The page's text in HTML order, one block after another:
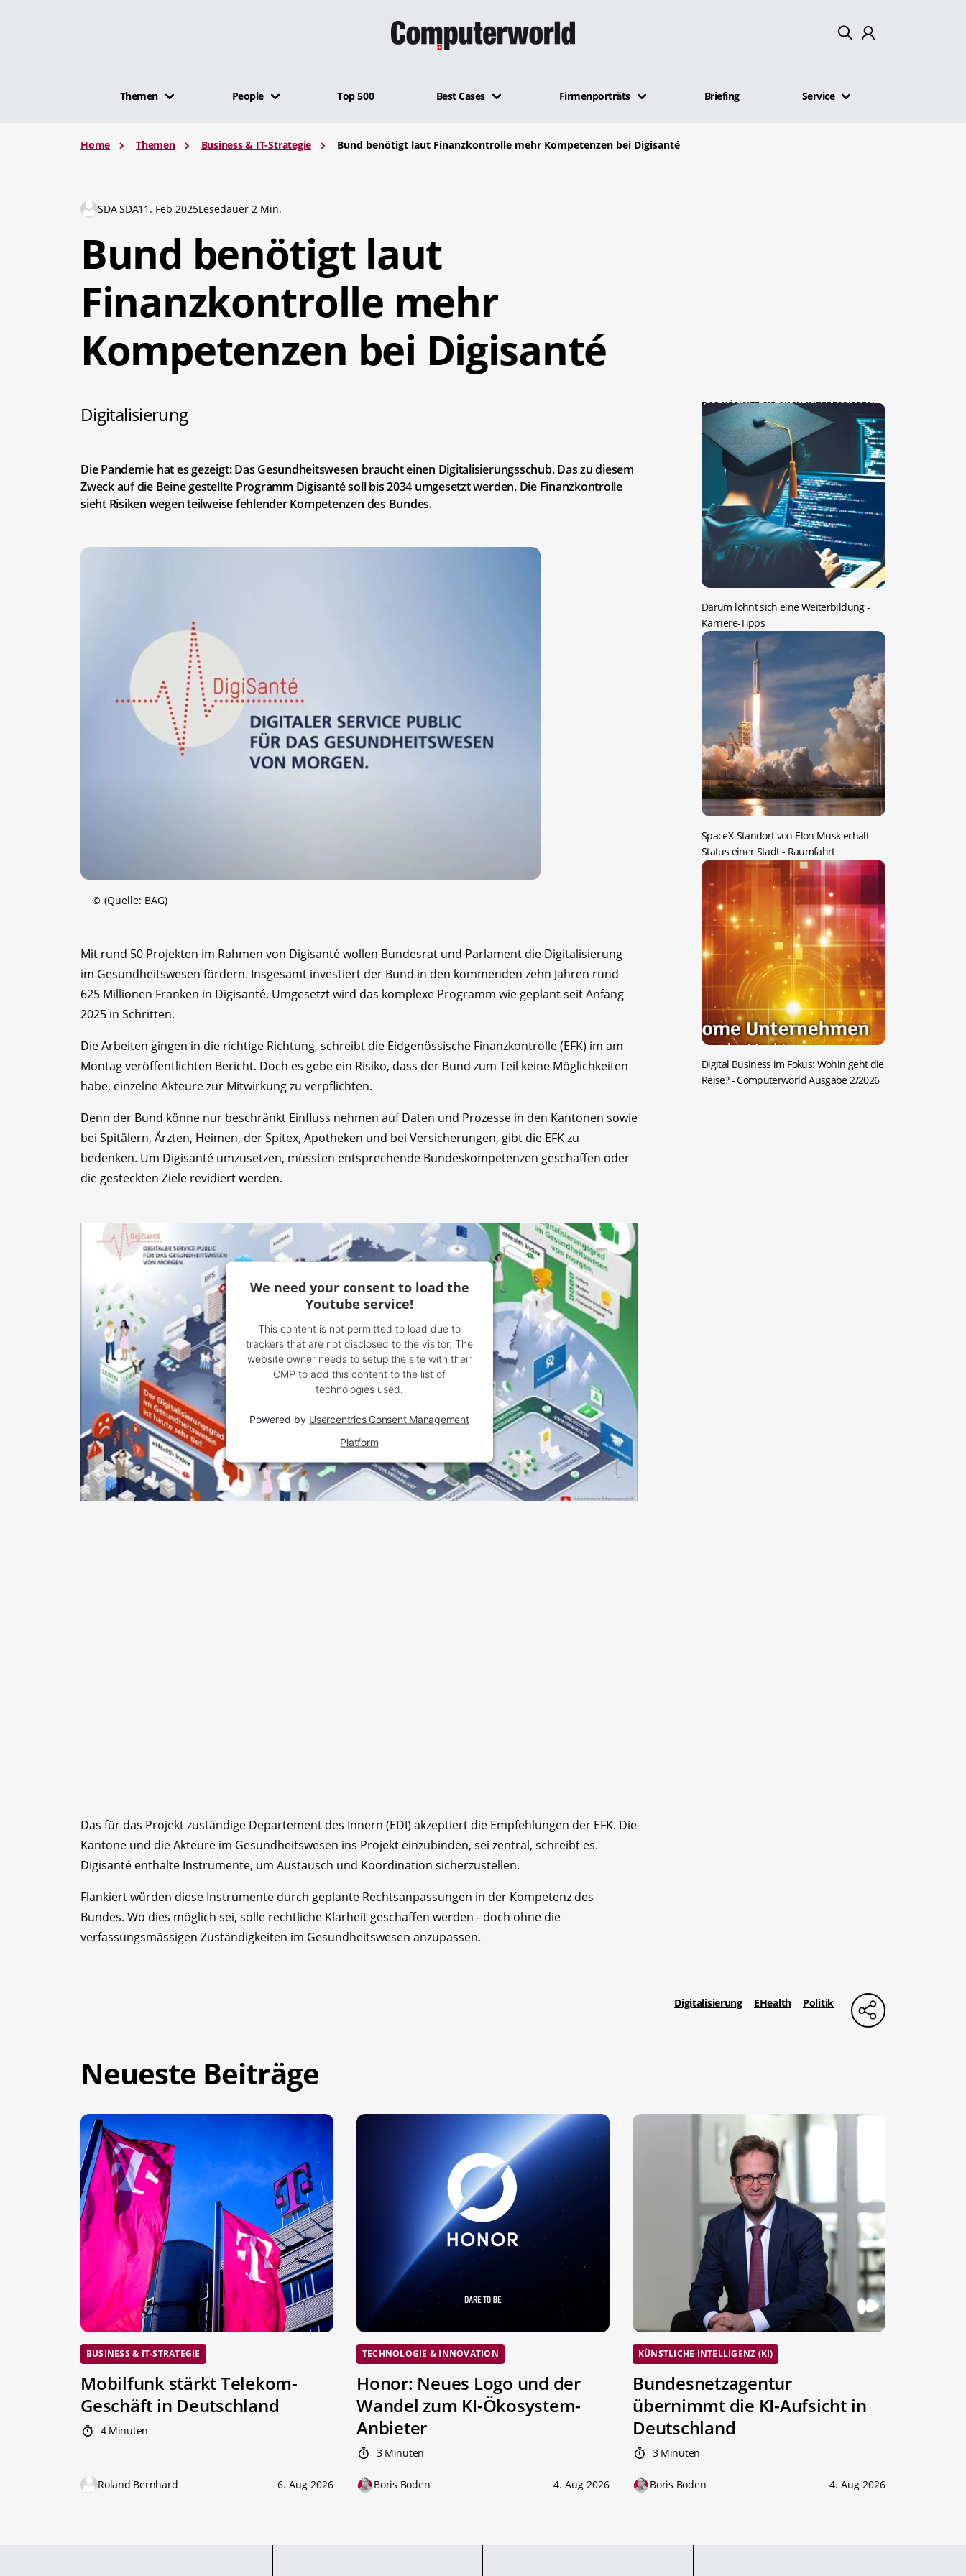
Themen People Top 500 Best Cases Firmenporträts Briefing Service
Home Themen Business & IT-Strategie Bund benötigt laut Finanzkontrolle mehr Kompetenzen bei Digisanté
SDA SDA11. Feb 2025Lesedauer 2 Min.
Bund benötigt laut
Finanzkontrolle mehr
Kompetenzen bei Digisanté
Digitalisierung
Die Pandemie hat es gezeigt: Das Gesundheitswesen braucht einen Digitalisierungsschub. Das zu diesem
Zweck auf die Beine gestellte Programm Digisanté soll bis 2034 umgesetzt werden. Die Finanzkontrolle
sieht Risiken wegen teilweise fehlender Kompetenzen des Bundes.
© (Quelle: BAG)
Mit rund 50 Projekten im Rahmen von Digisanté wollen Bundesrat und Parlament die Digitalisierung
im Gesundheitswesen fördern. Insgesamt investiert der Bund in den kommenden zehn Jahren rund
625 Millionen Franken in Digisanté. Umgesetzt wird das komplexe Programm wie geplant seit Anfang
2025 in Schritten.
Die Arbeiten gingen in die richtige Richtung, schreibt die Eidgenössische Finanzkontrolle (EFK) im am
Montag veröffentlichten Bericht. Doch es gebe ein Risiko, dass der Bund zum Teil keine Möglichkeiten
habe, einzelne Akteure zur Mitwirkung zu verpflichten.
Denn der Bund könne nur beschränkt Einfluss nehmen auf Daten und Prozesse in den Kantonen sowie
bei Spitälern, Ärzten, Heimen, der Spitex, Apotheken und bei Versicherungen, gibt die EFK zu
bedenken. Um Digisanté umzusetzen, müssten entsprechende Bundeskompetenzen geschaffen oder
die gesteckten Ziele revidiert werden.
We need your consent to load the
Youtube service!
This content is not permitted to load due to
trackers that are not disclosed to the visitor. The
website owner needs to setup the site with their
CMP to add this content to the list of
technologies used.
Powered by Usercentrics Consent Management
Platform
Das für das Projekt zuständige Departement des Innern (EDI) akzeptiert die Empfehlungen der EFK. Die
Kantone und die Akteure im Gesundheitswesen ins Projekt einzubinden, sei zentral, schreibt es.
Digisanté enthalte Instrumente, um Austausch und Koordination sicherzustellen.
Flankiert würden diese Instrumente durch geplante Rechtsanpassungen in der Kompetenz des
Bundes. Wo dies möglich sei, solle rechtliche Klarheit geschaffen werden - doch ohne die
verfassungsmässigen Zuständigkeiten im Gesundheitswesen anzupassen.
DAS KÖNNTE SIE AUCH INTERESSIEREN:
Darum lohnt sich eine Weiterbildung-
Karriere-Tipps
SpaceX-Standort von Elon Musk erhält
Status einer Stadt- Raumfahrt
Digital Business im Fokus: Wohin geht die
Reise?- Computerworld Ausgabe 2/2026
Digitalisierung EHealth Politik
Neueste Beiträge
BUSINESS & IT-STRATEGIE
Mobilfunk stärkt Telekom-
Geschäft in Deutschland
4 Minuten
Roland Bernhard 6. Aug 2026
TECHNOLOGIE & INNOVATION
Honor: Neues Logo und der
Wandel zum KI-Ökosystem-
Anbieter
3 Minuten
Boris Boden 4. Aug 2026
KÜNSTLICHE INTELLIGENZ (KI)
Bundesnetzagentur
übernimmt die KI-Aufsicht in
Deutschland
3 Minuten
Boris Boden 4. Aug 2026